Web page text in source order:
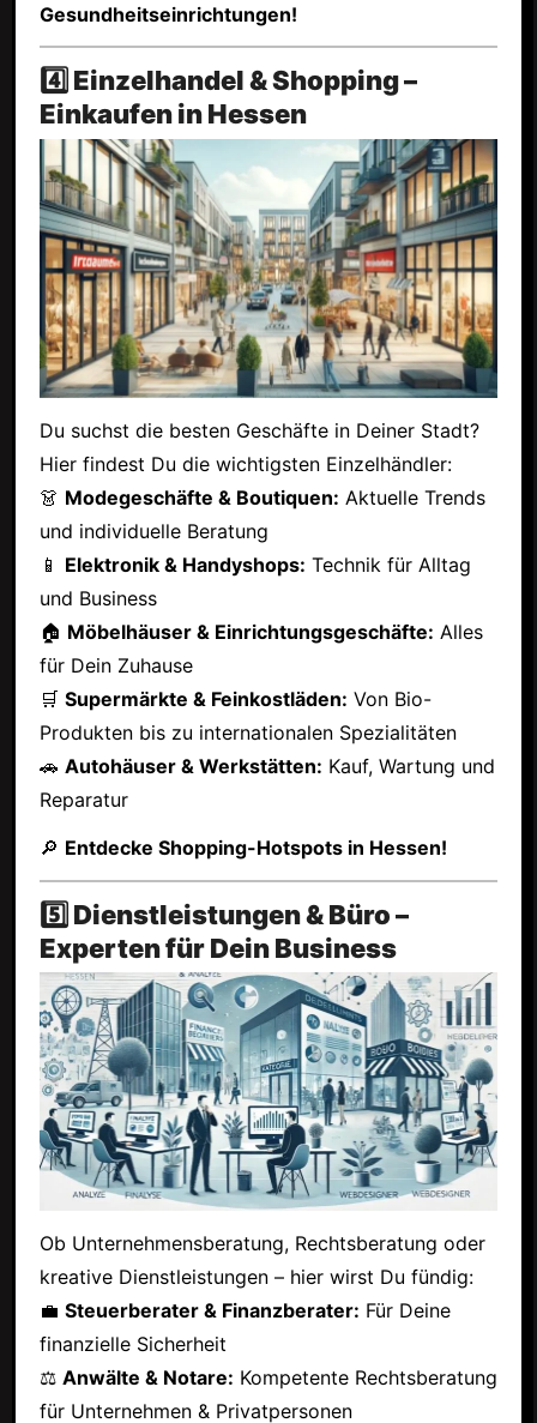
Gesundheitseinrichtungen!
4️⃣ Einzelhandel & Shopping –
Einkaufen in Hessen
Du suchst die besten Geschäfte in Deiner Stadt?
Hier findest Du die wichtigsten Einzelhändler:
👗 Modegeschäfte & Boutiquen: Aktuelle Trends
und individuelle Beratung
📱 Elektronik & Handyshops: Technik für Alltag
und Business
🏠 Möbelhäuser & Einrichtungsgeschäfte: Alles
für Dein Zuhause
🛒 Supermärkte & Feinkostläden: Von Bio-
Produkten bis zu internationalen Spezialitäten
🚗 Autohäuser & Werkstätten: Kauf, Wartung und
Reparatur
🔎 Entdecke Shopping-Hotspots in Hessen!
5️⃣ Dienstleistungen & Büro –
Experten für Dein Business
Ob Unternehmensberatung, Rechtsberatung oder
kreative Dienstleistungen – hier wirst Du fündig:
💼 Steuerberater & Finanzberater: Für Deine
finanzielle Sicherheit
⚖ Anwälte & Notare: Kompetente Rechtsberatung
für Unternehmen & Privatpersonen